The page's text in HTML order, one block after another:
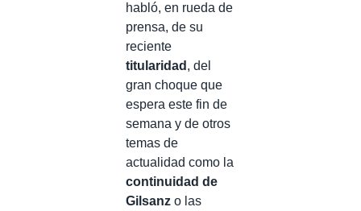
habló, en rueda de
prensa, de su
reciente
titularidad , del
gran choque que
espera este fin de
semana y de otros
temas de
actualidad como la
continuidad de
Gilsanz o las